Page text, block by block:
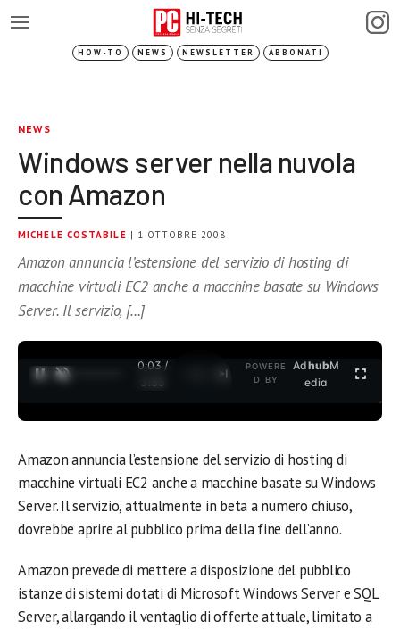
HOW-TO NEWS NEWSLETTER ABBONATI
NEWS
Windows server nella nuvola
con Amazon
MICHELE COSTABILE | 1 OTTOBRE 2008
Amazon annuncia l’estensione del servizio di hosting di
macchine virtuali EC2 anche a macchine basate su Windows
Server. Il servizio, […]
0:03 /
3:35
POWERE
D BY
AdhubM
edia
Amazon annuncia l’estensione del servizio di hosting di
macchine virtuali EC2 anche a macchine basate su Windows
Server. Il servizio, attualmente in beta a numero chiuso,
dovrebbe aprire al pubblico prima della fine dell’anno.
Amazon prevede di mettere a disposizione del pubblico
istanze di sistemi dotati di Microsoft Windows Server e SQL
Server, allargando il ventaglio di offerte attuale, limitato a